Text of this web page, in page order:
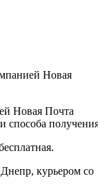
Новая
Новая Почта
способа
Днепр, курьером со